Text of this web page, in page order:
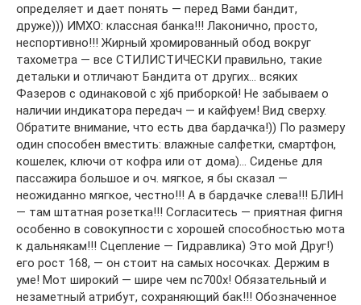
определяет и дает понять — перед Вами бандит,
друже))) ИМХО: классная банка!!! Лаконично, просто,
неспортивно!!! Жирный хромированный обод вокруг
тахометра — все СТИЛИСТИЧЕСКИ правильно, такие
детальки и отличают Бандита от других… всяких
Фазеров с одинаковой с xj6 приборкой! Не забываем о
наличии индикатора передач — и кайфуем! Вид сверху.
Обратите внимание, что есть два бардачка!)) По размеру
один способен вместить: влажные салфетки, смартфон,
кошелек, ключи от кофра или от дома)… Сиденье для
пассажира большое и оч. мягкое, я бы сказал —
неожиданно мягкое, честно!!! А в бардачке слева!!! БЛИН
— там штатная розетка!!! Согласитесь — приятная фигня
особенно в совокупности с хорошей способностью мота
к дальнякам!!! Сцепление — Гидравлика) Это мой Друг!)
его рост 168, — он стоит на самых носочках. Держим в
уме! Мот широкий — шире чем nc700x! Обязательный и
незаметный атрибут, сохраняющий бак!!! Обозначенное